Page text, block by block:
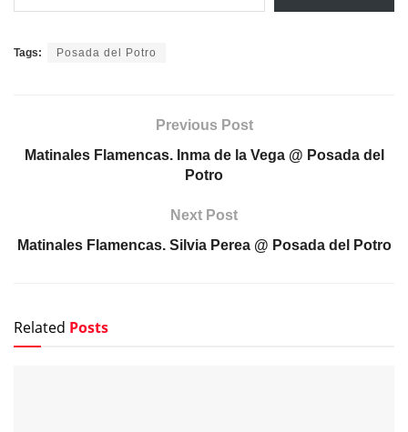
Tags: Posada del Potro
Previous Post
Matinales Flamencas. Inma de la Vega @ Posada del
Potro
Next Post
Matinales Flamencas. Silvia Perea @ Posada del Potro
Related Posts